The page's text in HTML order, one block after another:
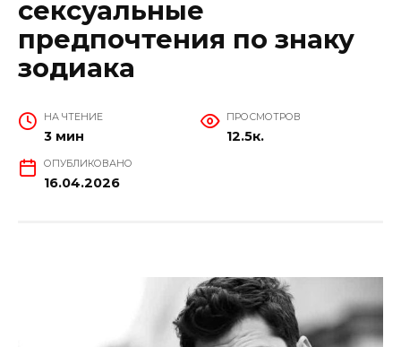
сексуальные
предпочтения по знаку
зодиака
НА ЧТЕНИЕ
3 мин
ПРОСМОТРОВ
12.5к.
ОПУБЛИКОВАНО
16.04.2026